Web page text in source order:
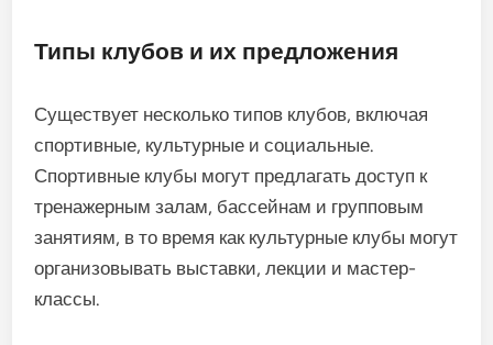
Типы клубов и их предложения
Существует несколько типов клубов, включая
спортивные, культурные и социальные.
Спортивные клубы могут предлагать доступ к
тренажерным залам, бассейнам и групповым
занятиям, в то время как культурные клубы могут
организовывать выставки, лекции и мастер-
классы.